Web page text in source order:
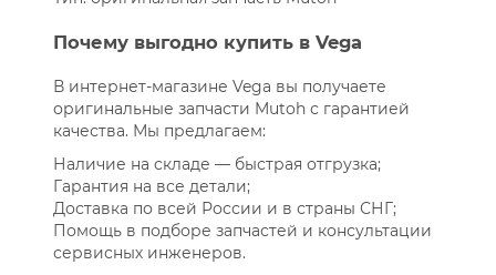
Почему выгодно купить в Vega
В интернет-магазине Vega вы получаете
оригинальные запчасти Mutoh с гарантией
качества. Мы предлагаем:
Наличие на складе — быстрая отгрузка;
Гарантия на все детали;
Доставка по всей России и в страны СНГ;
Помощь в подборе запчастей и консультации
сервисных инженеров.